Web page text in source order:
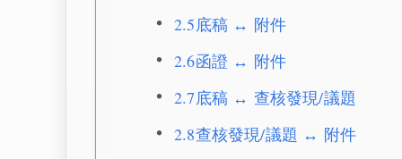
2.5底稿 ↔ 附件
2.6函證 ↔ 附件
2.7底稿 ↔ 查核發現/議題
2.8查核發現/議題 ↔ 附件